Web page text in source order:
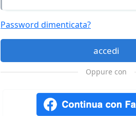
Password dimenticata?
accedi
Oppure con